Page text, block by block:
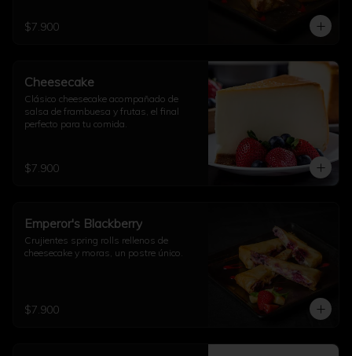
$7.900
Cheesecake
Clásico cheesecake acompañado de
salsa de frambuesa y frutas, el final
perfecto para tu comida.
$7.900
Emperor's Blackberry
Crujientes spring rolls rellenos de
cheesecake y moras, un postre único.
$7.900